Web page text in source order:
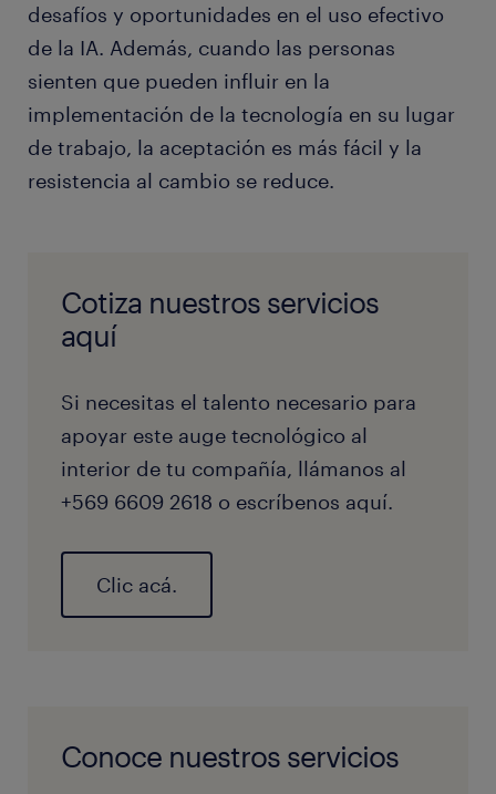
desafíos y oportunidades en el uso efectivo
de la IA. Además, cuando las personas
sienten que pueden influir en la
implementación de la tecnología en su lugar
de trabajo, la aceptación es más fácil y la
resistencia al cambio se reduce.
Cotiza nuestros servicios
aquí
Si necesitas el talento necesario para
apoyar este auge tecnológico al
interior de tu compañía, llámanos al
+569 6609 2618 o escríbenos aquí.
Clic acá.
Conoce nuestros servicios